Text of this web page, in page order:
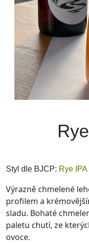
Styl dle BJCP: Rye
Výrazně chmelené
profilem a
sladu. Bohaté
paletu chutí, ze
ovoce.